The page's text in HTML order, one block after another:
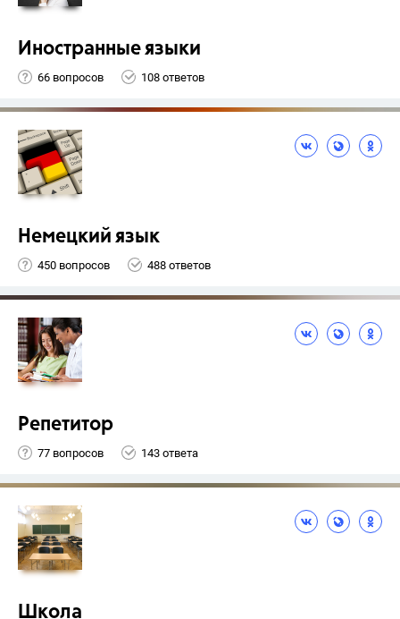
Иностранные языки
66 вопросов 108 ответов
Немецкий язык
450 вопросов 488 ответов
Репетитор
77 вопросов 143 ответа
Школа